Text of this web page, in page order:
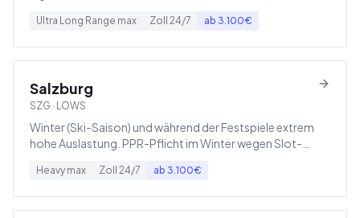
Ultra Long Range max Zoll 24/7 ab 3.100€
Salzburg
SZG · LOWS
Winter (Ski-Saison) und während der Festspiele extrem
hohe Auslastung. PPR-Pflicht im Winter wegen Slot-
Heavy max Zoll 24/7 ab 3.100€